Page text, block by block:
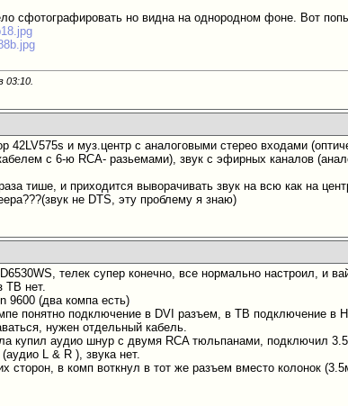
сфотографировать но видна на однородном фоне. Вот
03:10
42LV575s и муз.центр с аналоговыми стерео входами
с 6-ю RCA- разьемами), звук с эфирных каналов
тише, и приходится выворачивать звук на всю как на
не DTS, эту проблему я знаю)
телек супер конечно, все нормально настроил, и
ТВ нет.
9600 (два компа есть)
понятно подключение в DVI разъем, в ТВ подключение в
нужен отдельный кабель.
купил аудио шнур с двумя RCA тюльпанами, подключил
L & R ), звука нет.
сторон, в комп воткнул в тот же разъем вместо колонок